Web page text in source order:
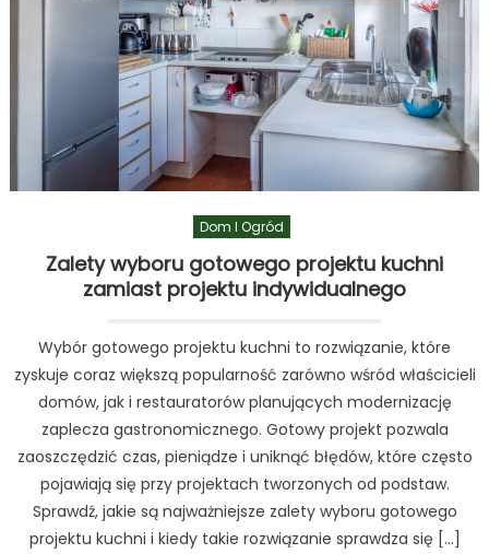
zwrócić
uwagę
Dom I Ogród
Zalety wyboru gotowego projektu kuchni
zamiast projektu indywidualnego
Wybór gotowego projektu kuchni to rozwiązanie, które
zyskuje coraz większą popularność zarówno wśród właścicieli
domów, jak i restauratorów planujących modernizację
zaplecza gastronomicznego. Gotowy projekt pozwala
zaoszczędzić czas, pieniądze i uniknąć błędów, które często
pojawiają się przy projektach tworzonych od podstaw.
Sprawdź, jakie są najważniejsze zalety wyboru gotowego
projektu kuchni i kiedy takie rozwiązanie sprawdza się […]